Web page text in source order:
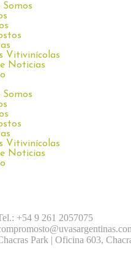
Somos
Vitivinícolas
Noticias
Somos
Vitivinícolas
Noticias
+54 9 261 2057075
Park | Oficina 603,